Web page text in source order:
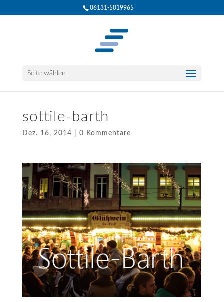
06131-5019965
Seite wählen
sottile-barth
Dez. 16, 2014 0 Kommentare